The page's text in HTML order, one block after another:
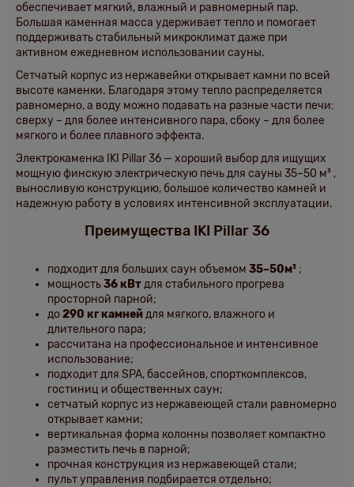
обеспечивает мягкий, влажный и равномерный пар.
Большая каменная масса удерживает тепло и помогает
поддерживать стабильный микроклимат даже при
активном ежедневном использовании сауны.
Сетчатый корпус из нержавейки открывает камни по всей
высоте каменки. Благодаря этому тепло распределяется
равномерно, а воду можно подавать на разные части печи:
сверху – для более интенсивного пара, сбоку – для более
мягкого и более плавного эффекта.
Электрокаменка IKI Pillar 36 — хороший выбор для ищущих
мощную финскую электрическую печь для сауны 35–50 м³ ,
выносливую конструкцию, большое количество камней и
надежную работу в условиях интенсивной эксплуатации.
Преимущества IKI Pillar 36
подходит для больших саун объемом 35–50м³ ;
мощность36 кВтдля стабильного прогрева
просторной парной;
до290 кг камнейдля мягкого, влажного и
длительного пара;
рассчитана на профессиональное и интенсивное
использование;
подходит для SPA, бассейнов, спорткомплексов,
гостиниц и общественных саун;
сетчатый корпус из нержавеющей стали равномерно
открывает камни;
вертикальная форма колонны позволяет компактно
разместить печь в парной;
прочная конструкция из нержавеющей стали;
пульт управления подбирается отдельно;